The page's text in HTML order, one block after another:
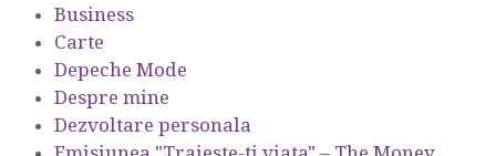
Business
Carte
Depeche Mode
Despre mine
Dezvoltare personala